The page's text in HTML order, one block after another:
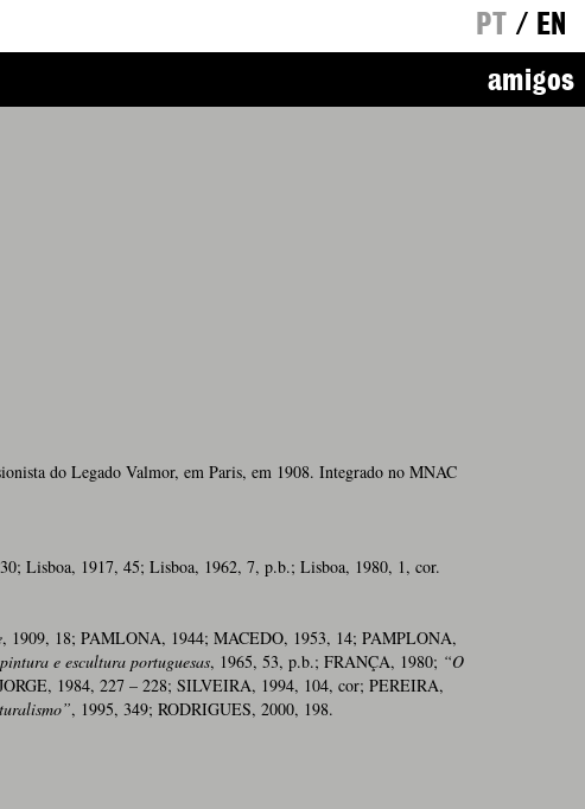
PT / EN
amigos
do Legado Valmor, em Paris, em 1908. Integrado no MNAC
Lisboa, 1917, 45; Lisboa, 1962, 7, p.b.; Lisboa, 1980, 1, cor.
, 1909, 18; PAMLONA, 1944; MACEDO, 1953, 14; PAMPLONA,
e escultura portuguesas, 1965, 53, p.b.; FRANÇA, 1980; “O
1984, 227 – 228; SILVEIRA, 1994, 104, cor; PEREIRA,
, 1995, 349; RODRIGUES, 2000, 198.